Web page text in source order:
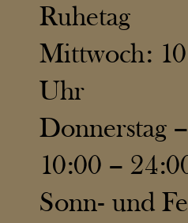
Ruhetag
Mittwoch:
Uhr
Donnerstag
10:00 –
Sonn- und